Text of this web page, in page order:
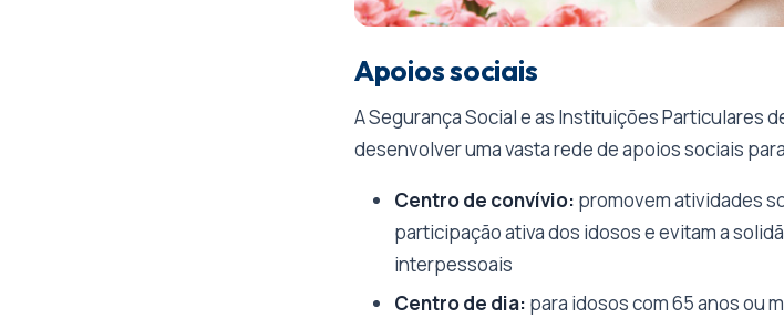
Apoios sociais
A Segurança Social e as Instituições Particulares
desenvolver uma vasta rede de apoios sociais
Centro de convívio: promovem atividades
participação ativa dos idosos e evitam a
interpessoais
Centro de dia: para idosos com 65 anos ou